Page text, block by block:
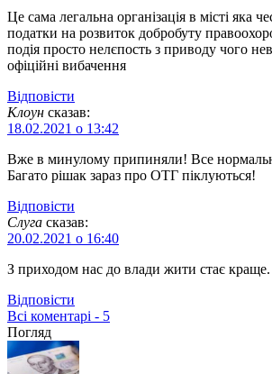
Це сама легальна організація в місті яка
податки на розвиток добробуту
подія просто нелєпость з приводу чого
офіційні вибачення
Відповіcти
Клоун сказав:
18.02.2021 о 13:42
Вже в минулому припиняли! Все
Багато рішак зараз про ОТГ піклуються!
Відповіcти
Слуга сказав:
20.02.2021 о 16:40
З приходом нас до влади жити стає краще.
Відповіcти
Всі коментарі - 5
Погляд